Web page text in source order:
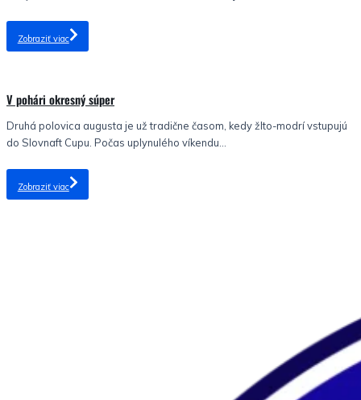
Zobraziť viac
V pohári okresný súper
Druhá polovica augusta je už tradične časom, kedy žlto-modrí vstupujú
do Slovnaft Cupu. Počas uplynulého víkendu...
Zobraziť viac